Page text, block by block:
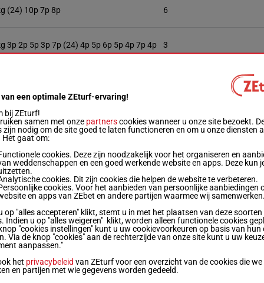
(24) 10p 7p 8p 6
3p 2p 5p 3p 7p (24) 4p 5p 6p 5p 4p 7p 4p 3
2p 6p 8p (24) 9p 8p 6p
9p 6p (24) 5p 6p 4p 7p
10p 5p 6p 4p 1p (24) 12p 6p 13p 10p 1
11p 7p 7p 4
een optimale ZEturf-ervaring!
bij ZEturf!
samen met onze partnerscookies wanneer u onze site bezoekt.
zijn nodig om de site goed te laten functioneren en om u onze diensten
Het gaat om:
cookies. Deze zijn noodzakelijk voor het organiseren en
weddenschappen en een goed werkende website en apps. Deze kun
cookies. Dit zijn cookies die helpen de website te verbeteren.
cookies. Voor het aanbieden van persoonlijke aanbiedingen
en apps van ZEbet en andere partijen waarmee wij
op "alles accepteren" klikt, stemt u in met het plaatsen van deze soorten
Indien u op "alles weigeren" klikt, worden alleen functionele cookies
"cookies instellingen" kunt u uw cookievoorkeuren op basis van hun
Via de knop "cookies" aan de rechterzijde van onze site kunt u uw
aanpassen."
het privacybeleid van ZEturf voor een overzicht van de cookies die we
en partijen met wie gegevens worden gedeeld.